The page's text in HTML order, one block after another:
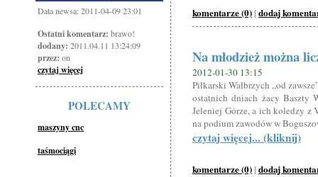
Data newsa: 2011-04-09 23:01
Ostatni komentarz: brawo!
dodany: 2011.04.11 13:24:09
przez: on
czytaj więcej
POLECAMY
maszyny cnc
taśmociągi
komentarze (0) | dodaj
Na młodzież można
2012-01-30 13:15
Piłkarski Wałbrzych „od
ostatnich dniach żacy Baszty
Jeleniej Górze, a ich koledzy z
na podium zawodów w
czytaj więcej... (kliknij)
komentarze (0) | dodaj